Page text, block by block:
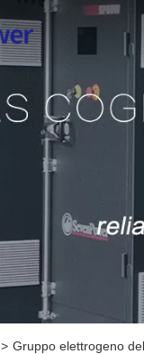
> Gruppo elettrogeno